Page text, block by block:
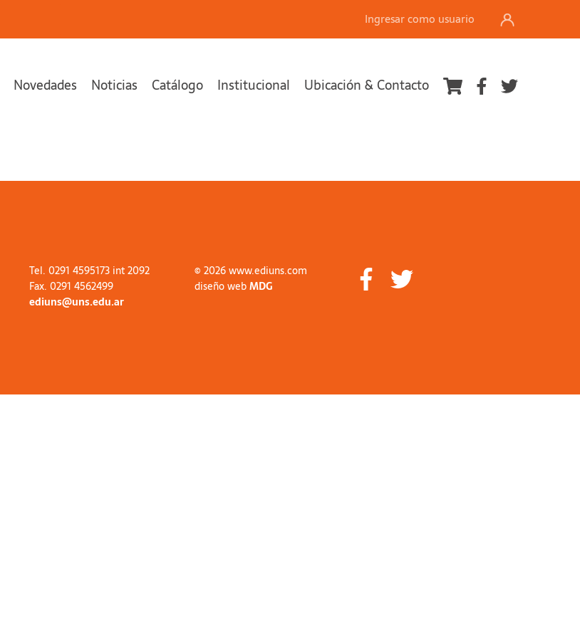
Ingresar como usuario
Novedades Noticias Catálogo Institucional Ubicación & Contacto
Tel. 0291 4595173 int 2092
Fax. 0291 4562499
ediuns@uns.edu.ar
© 2026 www.ediuns.com
diseño webMDG